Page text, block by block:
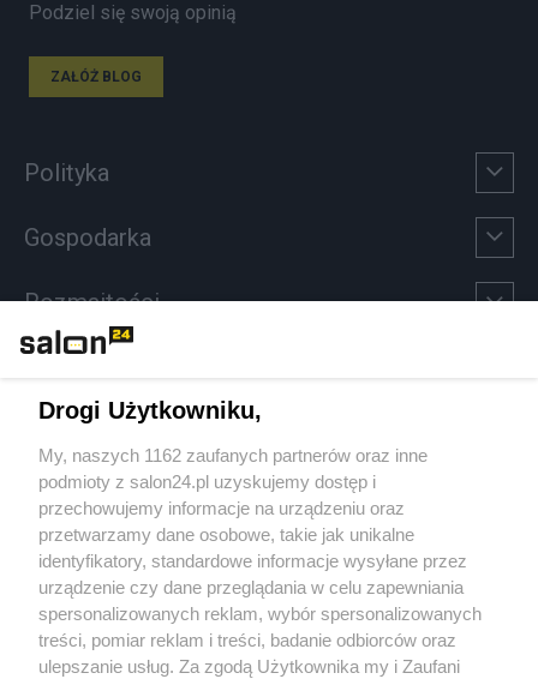
Podziel się swoją opinią
ZAŁÓŻ BLOG
Polityka
Gospodarka
Rozmaitości
Sport
Społeczeństwo
Kultura
X Facebook Instagram Youtube
Drogi Użytkowniku,
My, naszych 1162 zaufanych partnerów oraz inne
podmioty z salon24.pl uzyskujemy dostęp i
przechowujemy informacje na urządzeniu oraz
przetwarzamy dane osobowe, takie jak unikalne
identyfikatory, standardowe informacje wysyłane przez
urządzenie czy dane przeglądania w celu zapewniania
spersonalizowanych reklam, wybór spersonalizowanych
treści, pomiar reklam i treści, badanie odbiorców oraz
ulepszanie usług. Za zgodą Użytkownika my i Zaufani